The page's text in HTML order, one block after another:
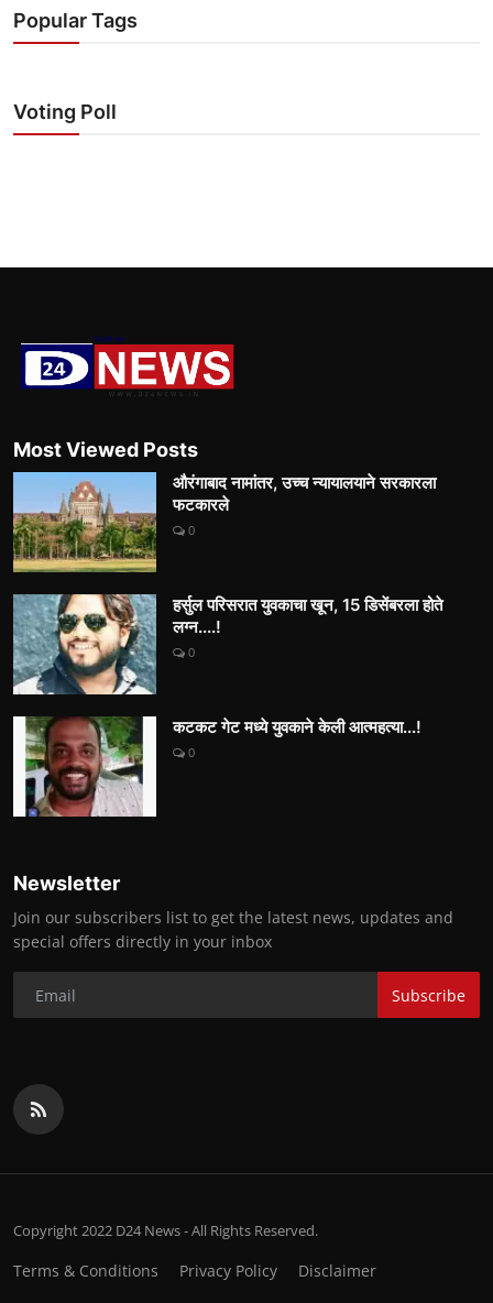
Popular Tags
Voting Poll
Most Viewed Posts
औरंगाबाद नामांतर, उच्च न्यायालयाने सरकारला
फटकारले
0
हर्सुल परिसरात युवकाचा खून, 15 डिसेंबरला होते
लग्न....!
0
कटकट गेट मध्ये युवकाने केली आत्महत्या...!
0
Newsletter
Join our subscribers list to get the latest news, updates and
special offers directly in your inbox
Subscribe
Copyright 2022 D24 News - All Rights Reserved.
Terms & Conditions Privacy Policy Disclaimer